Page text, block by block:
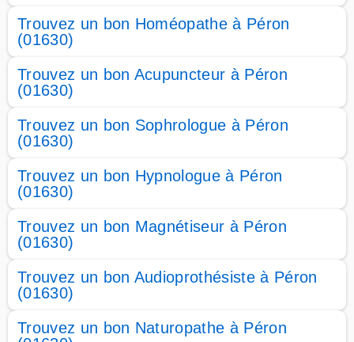
Trouvez un bon Homéopathe à Péron
(01630)
Trouvez un bon Acupuncteur à Péron
(01630)
Trouvez un bon Sophrologue à Péron
(01630)
Trouvez un bon Hypnologue à Péron
(01630)
Trouvez un bon Magnétiseur à Péron
(01630)
Trouvez un bon Audioprothésiste à Péron
(01630)
Trouvez un bon Naturopathe à Péron